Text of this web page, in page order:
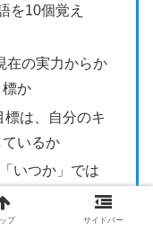
を10個覚え
在の実力からか
か
標は、自分のキ
いるか
「いつか」では
ように期限を決
プ サイドバー